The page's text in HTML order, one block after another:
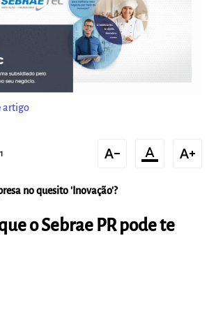
artigo
text_decrease format_color_text text_increase
no quesito 'Inovação'?
o Sebrae PR pode te